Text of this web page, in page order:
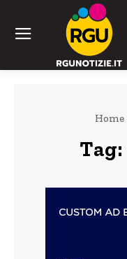
Home
Tag: